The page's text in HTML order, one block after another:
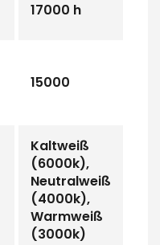
17000 h
15000
Kaltweiß
(6000k),
Neutralweiß
(4000k),
Warmweiß
(3000k)